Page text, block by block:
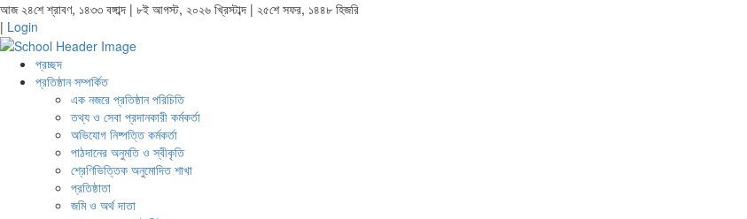
আজ ২৪শে শ্রাবণ, ১৪৩৩ বঙ্গাব্দ | ৮ই আগস্ট, ২০২৬ খ্রিস্টাব্দ | ২৫শে সফর, ১৪৪৮ হিজরি
| Login
প্রচ্ছদ
প্রতিষ্ঠান সম্পর্কিত
এক নজরে প্রতিষ্ঠান পরিচিতি
তথ্য ও সেবা প্রদানকারী কর্মকর্তা
অভিযোগ নিষ্পত্তি কর্মকর্তা
পাঠদানের অনুমতি ও স্বীকৃতি
শ্রেণিভিত্তিক অনুমোদিত শাখা
প্রতিষ্ঠাতা
জমি ও অর্থ দাতা